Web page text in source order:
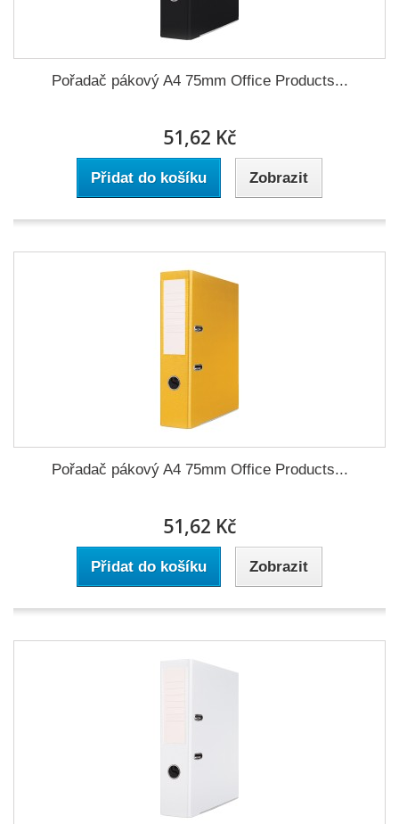
Pořadač pákový A4 75mm Office Products...
51,62 Kč
Přidat do košíku Zobrazit
Pořadač pákový A4 75mm Office Products...
51,62 Kč
Přidat do košíku Zobrazit